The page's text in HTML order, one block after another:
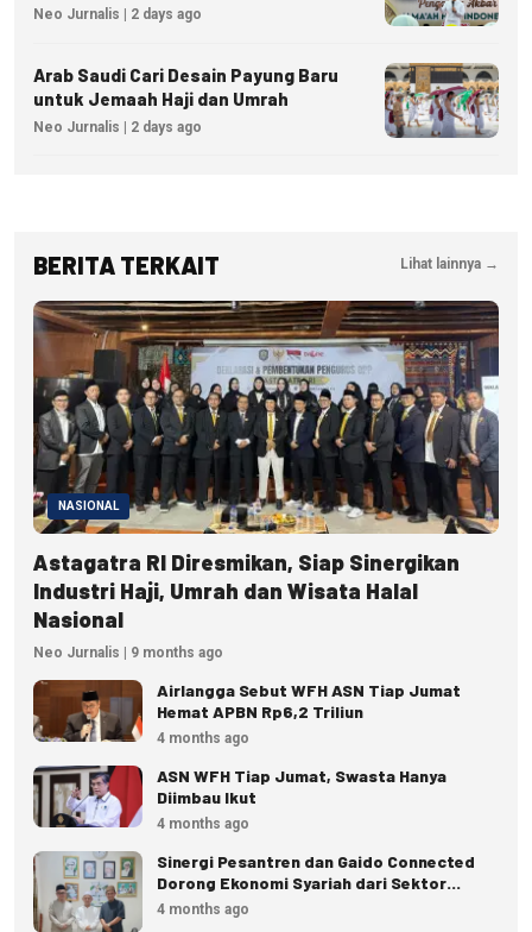
Izin hingga Pidana
Neo Jurnalis | 2 days ago
Arab Saudi Cari Desain Payung Baru
untuk Jemaah Haji dan Umrah
Neo Jurnalis | 2 days ago
BERITA TERKAIT Lihat lainnya →
NASIONAL
Astagatra RI Diresmikan, Siap Sinergikan
Industri Haji, Umrah dan Wisata Halal
Nasional
Neo Jurnalis | 9 months ago
Airlangga Sebut WFH ASN Tiap Jumat
Hemat APBN Rp6,2 Triliun
4 months ago
ASN WFH Tiap Jumat, Swasta Hanya
Diimbau Ikut
4 months ago
Sinergi Pesantren dan Gaido Connected
Dorong Ekonomi Syariah dari Sektor
Pangan
4 months ago